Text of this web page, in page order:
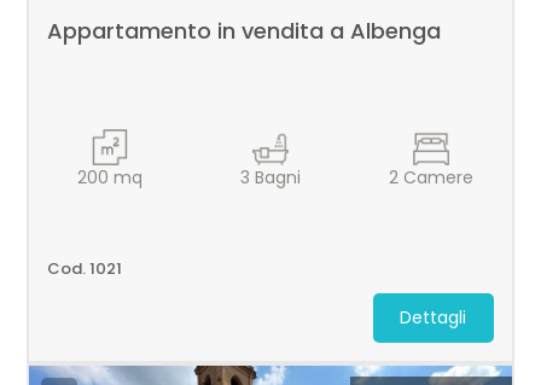
Appartamento in vendita a Albenga
200 mq 3 Bagni 2 Camere
Cod. 1021
Dettagli